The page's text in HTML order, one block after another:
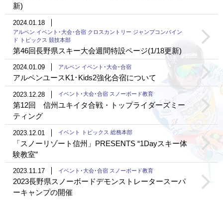
新)
2024.01.18
アルペン イベント･大会･合宿 クロスカントリー ジャンプコンバイン
ド トピックス 競技本部
第46回長野県スキー大会週間特設ページ(1/18更新)
2024.01.09 アルペン イベント･大会･合宿
アルペンユースK1･Kids2強化合宿について
2023.12.28 イベント･大会･合宿 スノーボード教育
第12回 信州ユキイタ合戦・トップライダーズミー
ティング
2023.12.01 イベント トピックス 総務本部
「スノーリゾート信州」PRESENTS “1Dayスキー体
験教室”
2023.11.17 イベント･大会･合宿 スノーボード教育
2023長野県スノーボードデモンストレータースーパ
ーキャンプの開催